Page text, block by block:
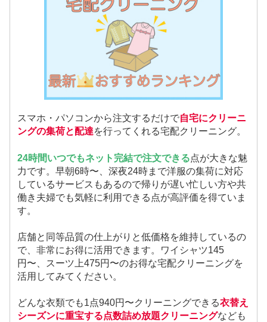
スマホ・パソコンから注文するだけで自宅にクリーニ
ングの集荷と配達を行ってくれる宅配クリーニング。
24時間いつでもネット完結で注文できる点が大きな魅
力です。早朝6時〜、深夜24時まで洋服の集荷に対応
しているサービスもあるので帰りが遅い忙しい方や共
働き夫婦でも気軽に利用できる点が高評価を得ていま
す。
店舗と同等品質の仕上がりと低価格を維持しているの
で、非常にお得に活用できます。ワイシャツ145
円〜、スーツ上475円〜のお得な宅配クリーニングを
活用してみてください。
どんな衣類でも1点940円〜クリーニングできる衣替え
シーズンに重宝する点数詰め放題クリーニングなども